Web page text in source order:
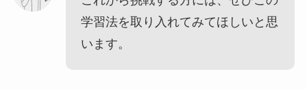
学習法を取り入れてみてほしいと思
います。